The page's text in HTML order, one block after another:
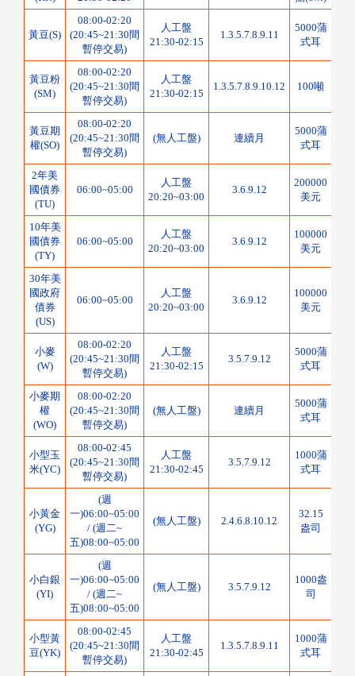
黃豆(S)
08:00-02:20
(20:45~21:30間
暫停交易)
人工盤
21:30-02:15
1.3.5.7.8.9.11
5000蒲
式耳
黃豆粉
(SM)
08:00-02:20
(20:45~21:30間
暫停交易)
人工盤
21:30-02:15
1.3.5.7.8.9.10.12 100噸
黃豆期
權(SO)
08:00-02:20
(20:45~21:30間
暫停交易)
(無人工盤) 連續月
5000蒲
式耳
2年美
國債券
(TU)
06:00~05:00
人工盤
20:20~03:00
3.6.9.12
200000
美元
10年美
國債券
(TY)
06:00~05:00
人工盤
20:20~03:00
3.6.9.12
100000
美元
30年美
國政府
債券
(US)
06:00~05:00
人工盤
20:20~03:00
3.6.9.12
100000
美元
小麥
(W)
08:00-02:20
(20:45~21:30間
暫停交易)
人工盤
21:30-02:15
3.5.7.9.12
5000蒲
式耳
小麥期
權
(WO)
08:00-02:20
(20:45~21:30間
暫停交易)
(無人工盤) 連續月
5000蒲
式耳
小型玉
米(YC)
08:00-02:45
(20:45~21:30間
暫停交易)
人工盤
21:30-02:45
3.5.7.9.12
1000蒲
式耳
小黃金
(YG)
(週
一)06:00~05:00
/ (週二~
五)08:00~05:00
(無人工盤) 2.4.6.8.10.12
32.15
盎司
小白銀
(YI)
(週
一)06:00~05:00
/ (週二~
五)08:00~05:00
(無人工盤) 3.5.7.9.12
1000盎
司
小型黃
豆(YK)
08:00-02:45
(20:45~21:30間
暫停交易)
人工盤
21:30-02:45
1.3.5.7.8.9.11
1000蒲
式耳